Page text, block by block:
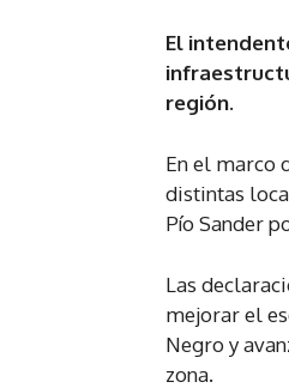
El
región.
En el marco
distintas
Pío Sander
Las
mejorar el
Negro y
zona.